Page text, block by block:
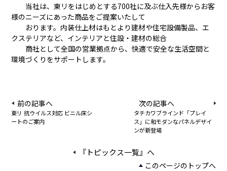
当社は、東リをはじめとする700社に及ぶ仕入先様からお客
様のニーズにあった商品をご提案いたして
おります。内装仕上材はもとより建材や住宅設備製品、エ
クステリアなど、インテリアと住設・建材の総合
商社として全国の営業拠点から、快適で安全な生活空間と
環境づくりをサポートします。
前の記事へ
東リ 抗ウイルス対応 ビニル床シ
ートのご案内
次の記事へ
タチカワブラインド「プレイ
ス」に和モダンなパネルデザイ
ンが新登場
『トピックス一覧』へ
このページのトップへ